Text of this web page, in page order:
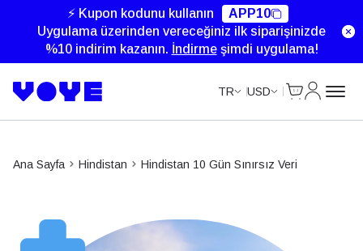
⚡ Kupon kodunu kullanın
APP10
Uygulama üzerinden vereceğiniz ilk siparişinizde
%10 indirim kazanın. İndirmeşimdi uygulama!
TR USD
Ana Sayfa Hindistan Hindistan 10 Gün Sınırsız Veri
Unlimited Data
Unlimited Data
Unlimited Data
Unlimited Data